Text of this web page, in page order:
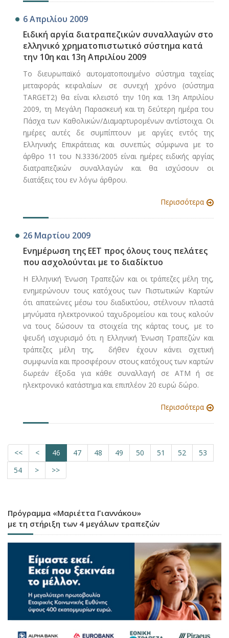
6 Απριλίου 2009
Ειδική αργία διατραπεζικών συναλλαγών στο
ελληνικό χρηματοπιστωτικό σύστημα κατά
την 10η και 13η Απριλίου 2009
Tο διευρωπαϊκό αυτοματοποιημένο σύστημα ταχείας
μεταφοράς κεφαλαίων σε συνεχή χρόνο (σύστημα
ΤARGET2) θα είναι κλειστό την 10η και 13η Απριλίου
2009, τη Μεγάλη Παρασκευή και τη δεύτερη ημέρα του
Πάσχα των Καθολικών/Διαμαρτυρομένων αντίστοιχα. Οι
ημέρες αυτές δε συμπίπτουν με αργίες εντός της
Ελληνικής Επικράτειας και συνεπώς σύμφωνα με το
άρθρο 11 του Ν.3336/2005 είναι ημέρες ειδικής αργίας
διατραπεζικών συναλλαγών και θα ισχύσουν οι
διατάξεις του εν λόγω άρθρου.
Περισσότερα
26 Μαρτίου 2009
Ενημέρωση της ΕΕΤ προς όλους τους πελάτες
που ασχολούνται με το διαδίκτυο
Η Ελληνική Ένωση Τραπεζών και οι τράπεζες μέλη της,
ενημερώνουν τους κατόχους των Πιστωτικών Καρτών
ότι απατεώνες μέσω του διαδικτύου, στέλνουν πλαστά
μηνύματα ηλεκτρονικού ταχυδρομείου και τους καλούν
να τους δώσουν τα στοιχεία της κάρτας τους, με το
ψευδή ισχυρισμό ότι η Ελληνική Ένωση Τραπεζών και
τράπεζες μέλη της, δήθεν έχουν κάνει σχετική
συμφωνία και προσφέρουν στους κατόχους των καρτών
δωρεάν έξοδα για κάθε συναλλαγή σε ΑΤΜ ή σε
ηλεκτρονικό κατάστημα και επιπλέον 20 ευρώ δώρο.
Περισσότερα
<< < 46 47 48 49 50 51 52
53
54
> >>
Πρόγραμμα «Μαριέττα Γιαννάκου»
με τη στήριξη των 4 μεγάλων τραπεζών